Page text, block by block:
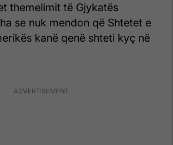
themelimit të Gjykatës
se nuk mendon që Shtetet e
kanë qenë shteti kyç në